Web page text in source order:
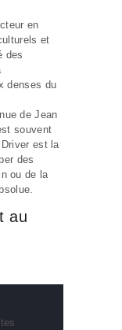
en
et
des
denses du
de Jean
souvent
est la
des
ou de la
au